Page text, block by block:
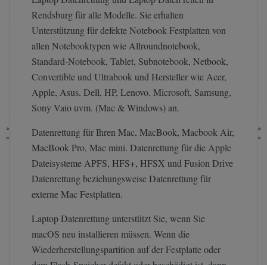
Rendsburg für alle Modelle. Sie erhalten
Unterstützung für defekte Notebook Festplatten von
allen Notebooktypen wie Allroundnotebook,
Standard-Notebook, Tablet, Subnotebook, Netbook,
Convertible und Ultrabook und Hersteller wie Acer,
Apple, Asus, Dell, HP, Lenovo, Microsoft, Samsung,
Sony Vaio uvm. (Mac & Windows) an.
Datenrettung für Ihren Mac, MacBook, Macbook Air,
MacBook Pro, Mac mini. Datenrettung für die Apple
Dateisysteme APFS, HFS+, HFSX und Fusion Drive
Datenrettung beziehungsweise Datenrettung für
externe Mac Festplatten.
Laptop Datenrettung unterstützt Sie, wenn Sie
macOS neu installieren müssen. Wenn die
Wiederherstellungspartition auf der Festplatte oder